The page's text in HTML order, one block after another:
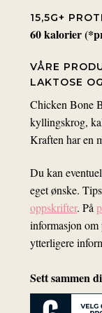
15,5G+
60 kalorier
VÅRE
LAKTOSE
Chicken Bone
kyllingskrog,
Kraften har en
Du kan
eget ønske.
oppskrifter. På
informasjon
ytterligere
Sett sammen